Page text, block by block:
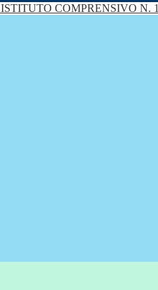
ISTITUTO COMPRENSIVO N. 1